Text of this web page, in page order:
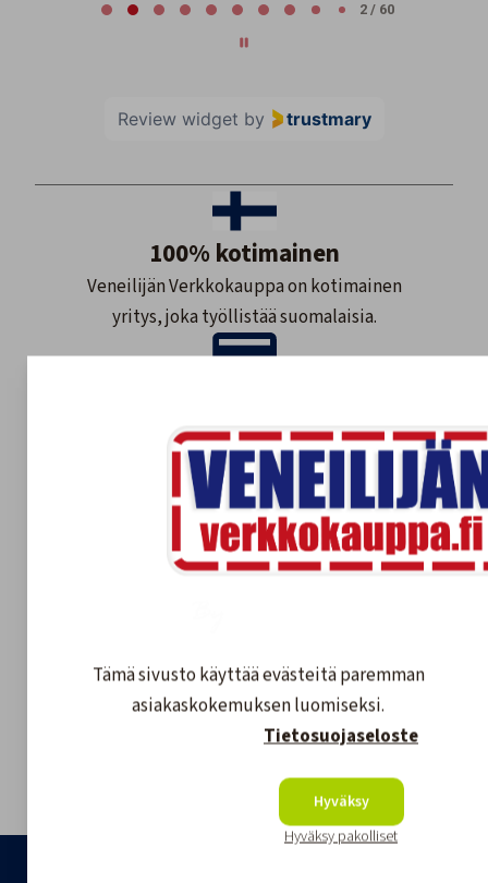
2 / 60
Review widget by trustmary
100% kotimainen
Veneilijän Verkkokauppa on kotimainen
yritys, joka työllistää suomalaisia.
Meillä maksat monipuolisesti ja
turvallisesti.
Nopea toimitus
Asiakaspalvelu
020 755 8926
Tämä sivusto käyttää evästeitä paremman
asiakaskokemuksen luomiseksi.
Tietosuojaseloste
Hyväksy
Hyväksy pakolliset